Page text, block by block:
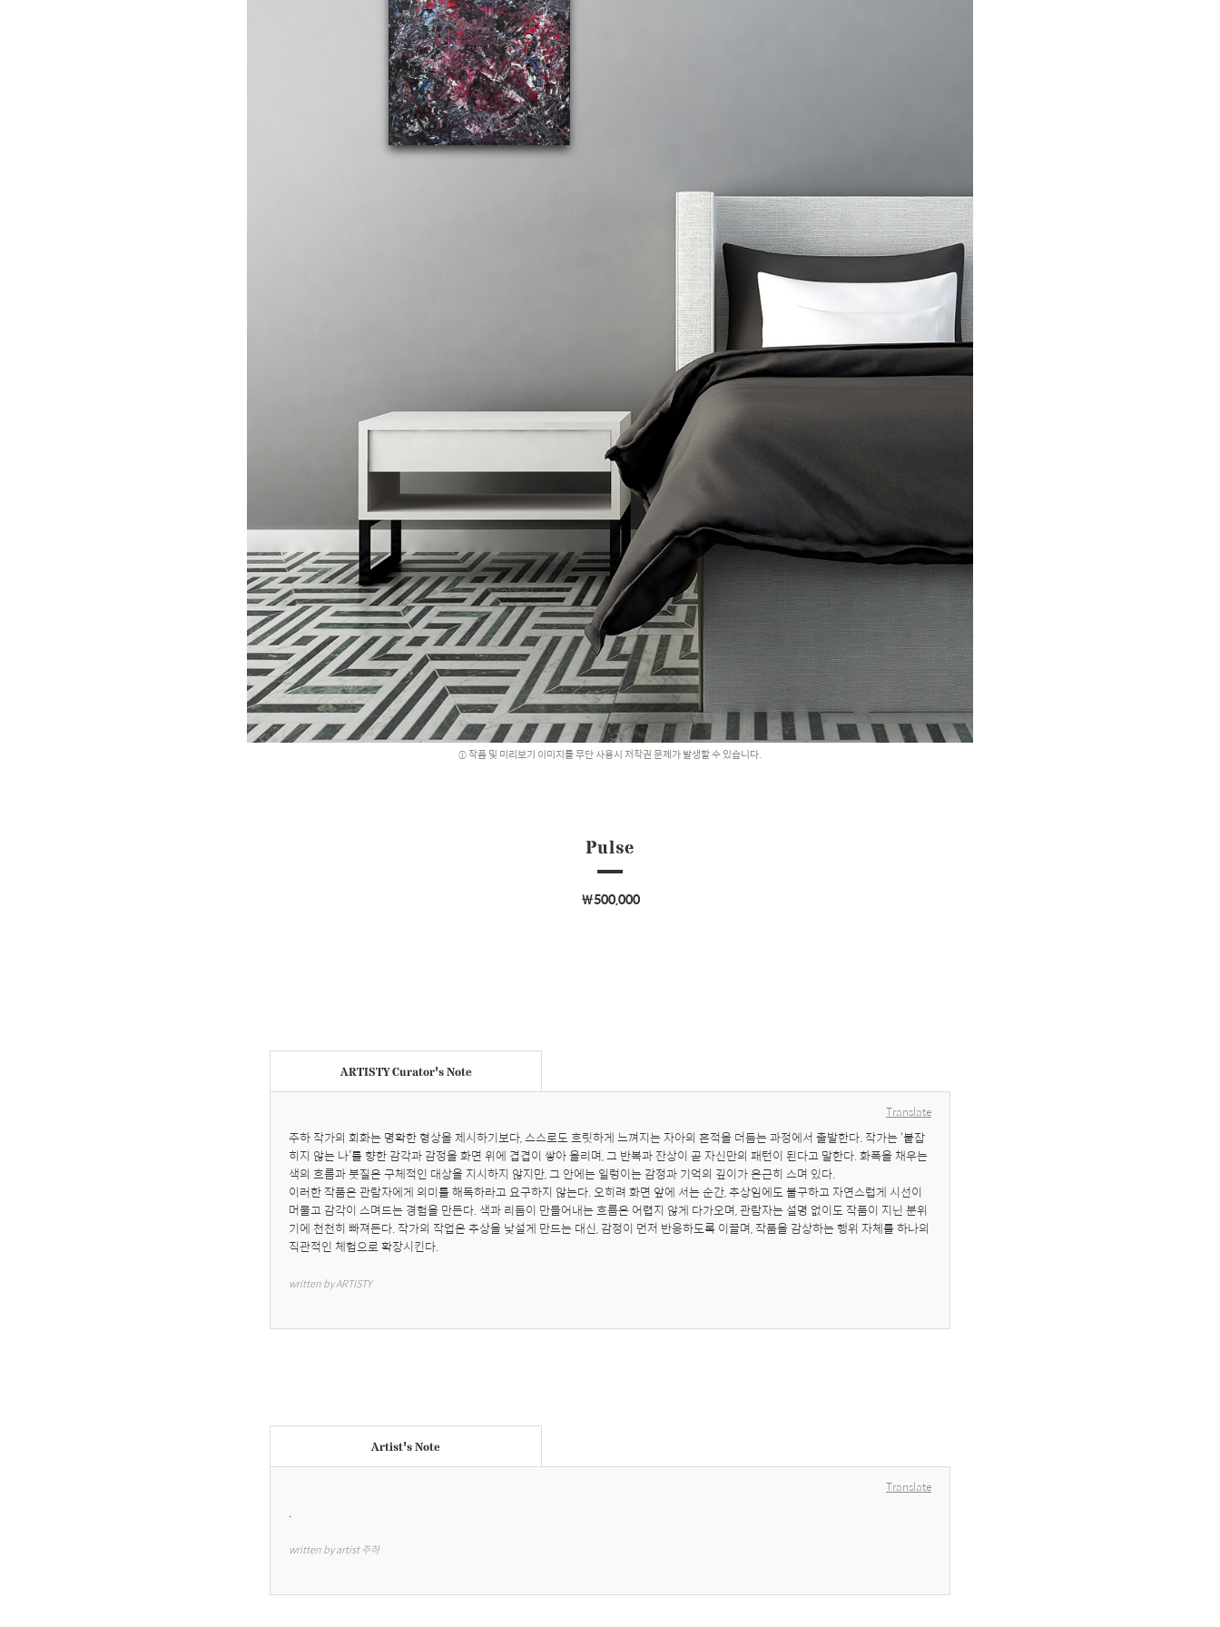
작품 및 미리보기 이미지를 무단 사용시 저작권 문제가 발생할 수 있습니다.
Pulse
￦500,000
ARTISTY Curator's Note
Translate
주하 작가의 회화는 명확한 형상을 제시하기보다, 스스로도 흐릿하게 느껴지는 자아의 흔적을 더듬는 과정에서 출발한다. 작가는 ‘붙잡
히지 않는 나’를 향한 감각과 감정을 화면 위에 겹겹이 쌓아 올리며, 그 반복과 잔상이 곧 자신만의 패턴이 된다고 말한다. 화폭을 채우는
색의 흐름과 붓질은 구체적인 대상을 지시하지 않지만, 그 안에는 일렁이는 감정과 기억의 깊이가 은근히 스며 있다.
이러한 작품은 관람자에게 의미를 해독하라고 요구하지 않는다. 오히려 화면 앞에 서는 순간, 추상임에도 불구하고 자연스럽게 시선이
머물고 감각이 스며드는 경험을 만든다. 색과 리듬이 만들어내는 흐름은 어렵지 않게 다가오며, 관람자는 설명 없이도 작품이 지닌 분위
기에 천천히 빠져든다. 작가의 작업은 추상을 낯설게 만드는 대신, 감정이 먼저 반응하도록 이끌며, 작품을 감상하는 행위 자체를 하나의
직관적인 체험으로 확장시킨다.
written by ARTISTY
Artist's Note
Translate
.
written by artist 주하